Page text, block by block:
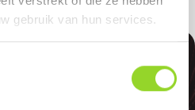
gebruik van hun services.